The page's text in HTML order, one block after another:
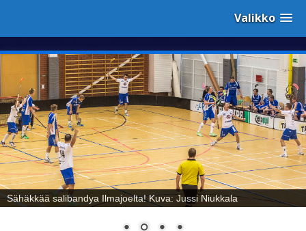
Valikko
Sähäkkää salibandya Ilmajoelta! Kuva: Jussi Niukkala